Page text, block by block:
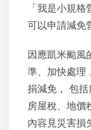
「我是小規
可以申請減免
因應凱米颱風
準、加快處理
捐減免， 包括
房屋稅、地價
內容見災害損